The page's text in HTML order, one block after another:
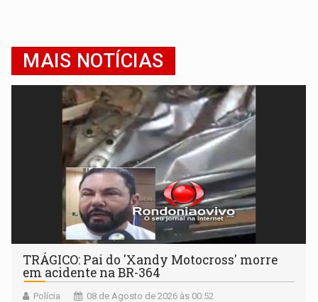
MAIS NOTÍCIAS
TRÁGICO: Pai do 'Xandy Motocross' morre
em acidente na BR-364
Polícia 08 de Agosto de 2026 às 00:52